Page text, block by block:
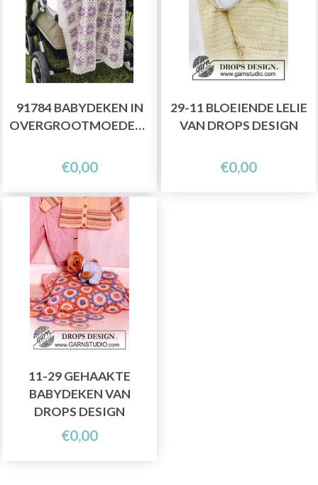
91784 BABYDEKEN IN
OVERGROOTMOEDERVIERKANTEN
€0,00
29-11 BLOEIENDE LELIE
VAN DROPS DESIGN
€0,00
11-29 GEHAAKTE
BABYDEKEN VAN
DROPS DESIGN
€0,00